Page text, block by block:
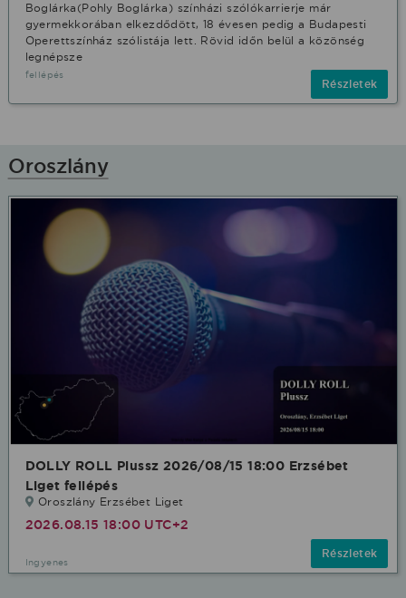
Boglárka(Pohly Boglárka) színházi szólókarrierje már
gyermekkorában elkezdődött, 18 évesen pedig a Budapesti
Operettszínház szólistája lett. Rövid időn belül a közönség
legnépsze
fellépés
Részletek
Oroszlány
DOLLY ROLL Plussz 2026/08/15 18:00 Erzsébet
Liget fellépés
Oroszlány Erzsébet Liget
2026.08.15 18:00 UTC+2
Ingyenes
Részletek